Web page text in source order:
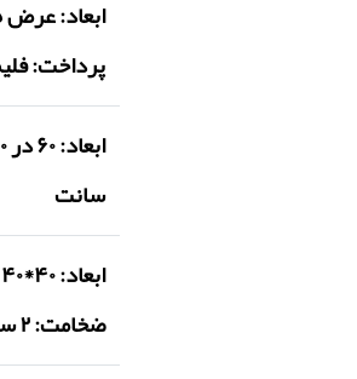
پرداخت: فلیم -
سانت
ضخامت: ۲ سانت